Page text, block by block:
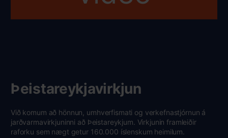
Þeistareykjavirkjun
Við komum að hönnun, umhverfismati og verkefnastjórnun á
jarðvarmavirkjuninni að Þeistareykjum. Virkjunin framleiðir
raforku sem nægt getur 160.000 íslenskum heimilum.